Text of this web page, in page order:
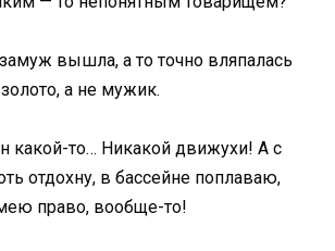
вышла, а то точно вляпалась
а не мужик.
какой-то… Никакой движухи! А с
отдохну, в бассейне поплаваю,
право, вообще-то!